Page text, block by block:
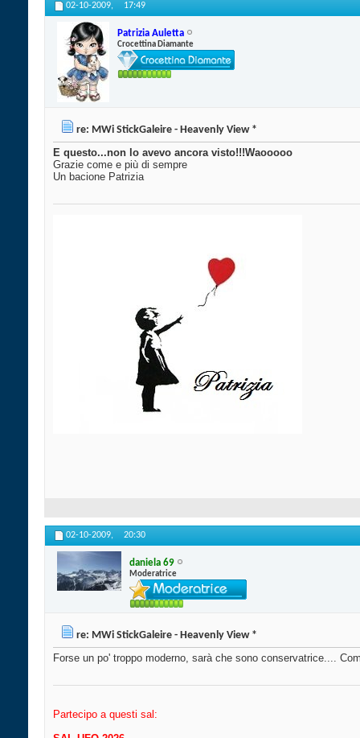
02-10-2009, 17:49
Patrizia Auletta
Crocettina Diamante
re: MWi StickGaleire - Heavenly View *
E questo...non lo avevo ancora visto!!!Waooooo
Grazie come e più di sempre
Un bacione Patrizia
02-10-2009, 20:30
daniela 69
Moderatrice
re: MWi StickGaleire - Heavenly View *
Forse un po' troppo moderno, sarà che sono conservatrice....
Partecipo a questi sal: